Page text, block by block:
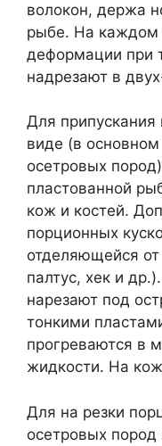
волокон, держа
рыбе. На каждом
деформации при
надрезают в
Для
виде (в
осетровых
пластованной
кож и костей.
порционных
отделяющейся
палтус, хек и
нарезают под
тонкими
прогреваются в
жидкости. На
Для на резки
осетровых пород